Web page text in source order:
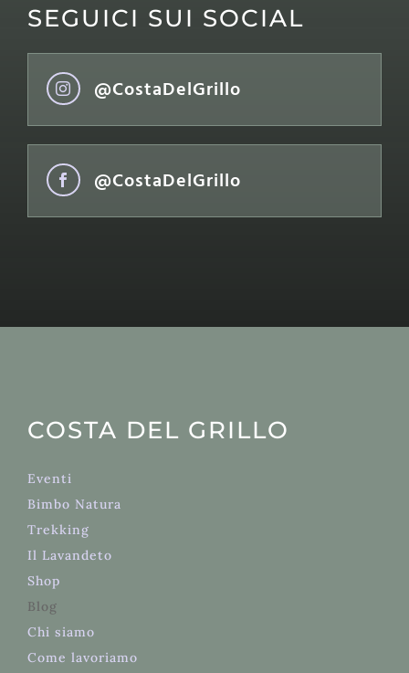
SEGUICI SUI SOCIAL
 @CostaDelGrillo
 @CostaDelGrillo
COSTA DEL GRILLO
Eventi
Bimbo Natura
Trekking
Il Lavandeto
Shop
Blog
Chi siamo
Come lavoriamo